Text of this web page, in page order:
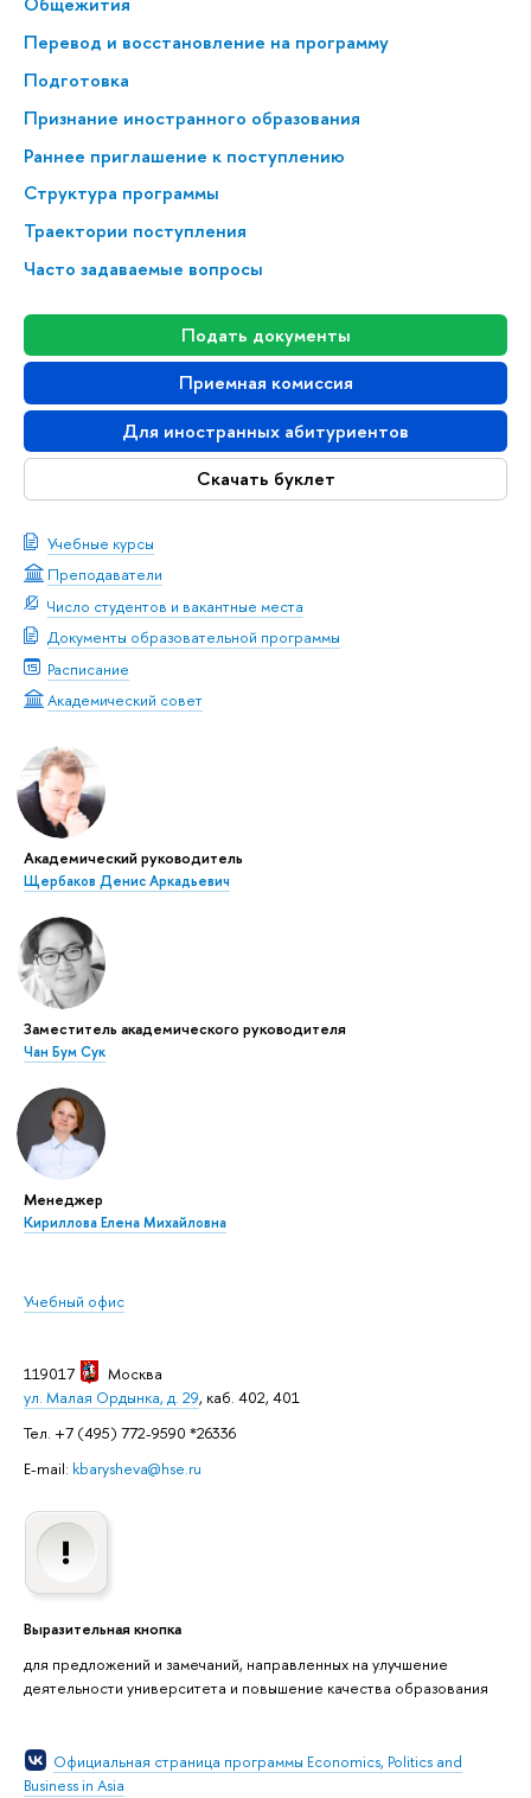
Перевод и восстановление на программу
Подготовка
Признание иностранного образования
Раннее приглашение к поступлению
Структура программы
Траектории поступления
Часто задаваемые вопросы
Подать документы
Приемная комиссия
Для иностранных абитуриентов
Скачать буклет
Учебные курсы
Преподаватели
Число студентов и вакантные места
Документы образовательной программы
Расписание
Академический совет
Академический руководитель
Щербаков Денис Аркадьевич
Заместитель академического руководителя
Чан Бум Сук
Менеджер
Кириллова Елена Михайловна
Учебный офис
119017
Москва
ул. Малая Ордынка, д. 29, каб. 402, 401
Тел. +7 (495) 772-9590 *26336
E-mail: kbarysheva@hse.ru
Выразительная кнопка
для предложений и замечаний, направленных на улучшение
деятельности университета и повышение качества образования
Официальная страница программы Economics, Politics and
Business in Asia